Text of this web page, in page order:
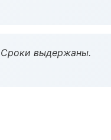
Сроки выдержаны.